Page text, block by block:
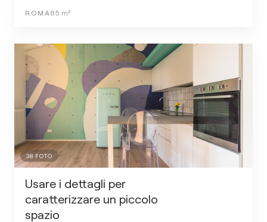
ROMA 85 m²
38 FOTO
Usare i dettagli per
caratterizzare un piccolo
spazio